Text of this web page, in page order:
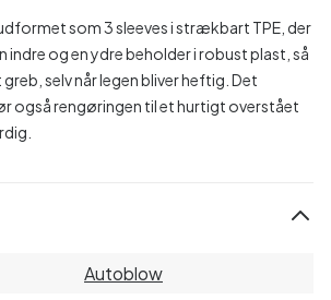
som 3 sleeves i strækbart TPE, der
indre og en ydre beholder i robust plast, så
selv når legen bliver heftig. Det
også rengøringen til et hurtigt overstået
Autoblow